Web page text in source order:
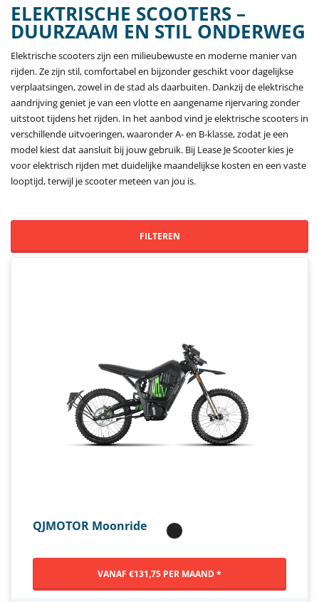
ELEKTRISCHE SCOOTERS –
DUURZAAM EN STIL ONDERWEG
Elektrische scooters zijn een milieubewuste en moderne manier van
rijden. Ze zijn stil, comfortabel en bijzonder geschikt voor dagelijkse
verplaatsingen, zowel in de stad als daarbuiten. Dankzij de elektrische
aandrijving geniet je van een vlotte en aangename rijervaring zonder
uitstoot tijdens het rijden. In het aanbod vind je elektrische scooters in
verschillende uitvoeringen, waaronder A- en B-klasse, zodat je een
model kiest dat aansluit bij jouw gebruik. Bij Lease Je Scooter kies je
voor elektrisch rijden met duidelijke maandelijkse kosten en een vaste
looptijd, terwijl je scooter meteen van jou is.
FILTEREN
QJMOTOR Moonride
VANAF €131,75 PER MAAND *